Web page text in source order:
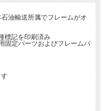
油輸送所属でフレームがオ
標記を印刷済み
固定パーツおよびフレームパ